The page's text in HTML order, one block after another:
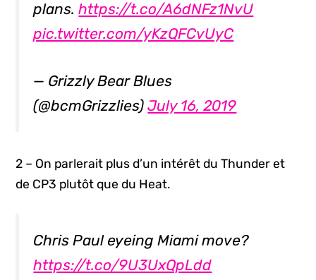
plans.https://t.co/A6dNFz1NvU
pic.twitter.com/yKzQFCvUyC
— Grizzly Bear Blues
(@bcmGrizzlies)July 16, 2019
2 – On parlerait plus d’un intérêt du Thunder et
de CP3 plutôt que du Heat.
Chris Paul eyeing Miami move?
https://t.co/9U3UxQpLdd